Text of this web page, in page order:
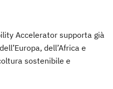
Accelerator supporta già
dell’Africa e
sostenibile e